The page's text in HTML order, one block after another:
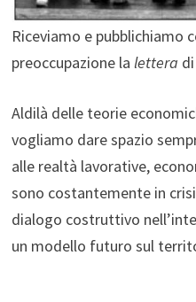
Riceviamo e pubblichiamo
preoccupazione la lettera
Aldilà delle teorie
vogliamo dare spazio
alle realtà lavorative,
sono costantemente in
dialogo costruttivo
un modello futuro sul